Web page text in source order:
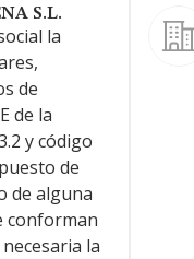
S.L.
la
de
de la
y código
de
de alguna
conforman
la